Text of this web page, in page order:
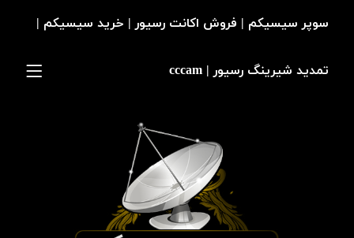
سوپر سیسیکم | فروش اکانت رسیور | خرید سیسیکم |
تمدید شیرینگ رسیور | cccam